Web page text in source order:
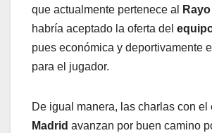
que actualmente pertenece al
habría aceptado la oferta del
pues económica y deportivamente
para el jugador.
De igual manera, las charlas con el
Madrid avanzan por buen camino